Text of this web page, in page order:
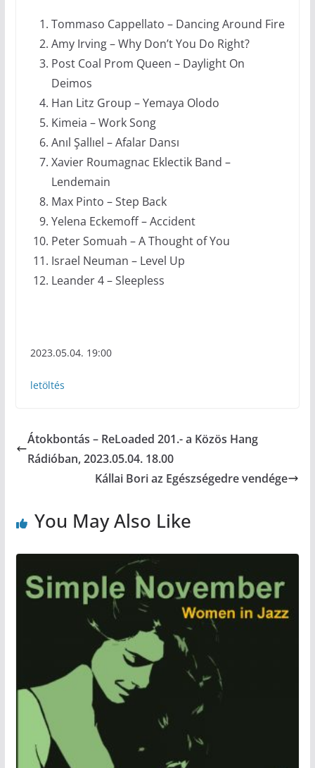
Tommaso Cappellato – Dancing Around Fire
Amy Irving – Why Don’t You Do Right?
Post Coal Prom Queen – Daylight On
Deimos
Han Litz Group – Yemaya Olodo
Kimeia – Work Song
Anıl Şallıel – Afalar Dansı
Xavier Roumagnac Eklectik Band –
Lendemain
Max Pinto – Step Back
Yelena Eckemoff – Accident
Peter Somuah – A Thought of You
Israel Neuman – Level Up
Leander 4 – Sleepless
2023.05.04. 19:00
letöltés
Átokbontás – ReLoaded 201.- a Közös Hang
Rádióban, 2023.05.04. 18.00
Kállai Bori az Egészségedre vendége
You May Also Like